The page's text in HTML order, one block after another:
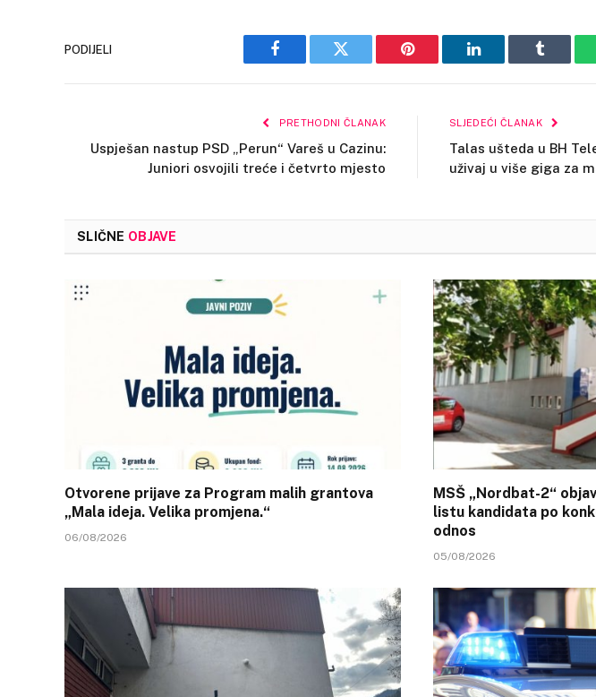
PODIJELI
Facebook Twitter Pinterest LinkedIn Tumblr
PRETHODNI ČLANAK
Uspješan nastup PSD „Perun“ Vareš u Cazinu:
Juniori osvojili treće i četvrto mjesto
SLJEDEĆI ČLANAK
Talas ušteda u BH
uživaj u više giga za
SLIČNE OBJAVE
Otvorene prijave za Program malih grantova
„Mala ideja. Velika promjena.“
06/08/2026
MSŠ „Nordbat-2“
listu kandidata po
odnos
05/08/2026